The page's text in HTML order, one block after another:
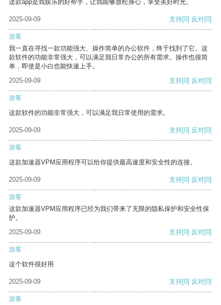
这款app是我娱乐的好帮手，让我能够放松身心，享受美好时光。
2025-09-09 支持[0] 反对[0]
游客
我一直在寻找一款功能强大、操作简单的办公软件，终于找到了它。这
款软件的功能非常强大，可以满足我日常办公的所有需求。操作也很简
单，即使是小白也能快速上手。
2025-09-09
支持[0] 反对[0]
游客
这款软件的功能非常强大，可以满足我日常使用的需求。
2025-09-09 支持[0] 反对[0]
游客
这款加速器VPM应用程序可以给你提供最高速度和安全性的连接。
2025-09-09 支持[0] 反对[0]
游客
这款加速器VPM应用程序已经为我们带来了无限的隐私保护和安全性保
护。
2025-09-09
支持[0] 反对[0]
游客
这个软件很好用
2025-09-09 支持[0] 反对[0]
游客